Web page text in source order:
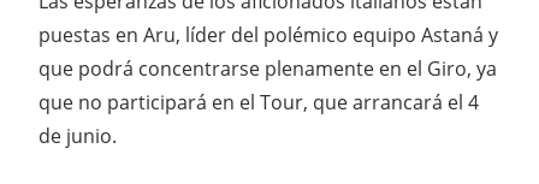
puestas en Aru, líder del polémico equipo Astaná y
que podrá concentrarse plenamente en el Giro, ya
que no participará en el Tour, que arrancará el 4
de junio.